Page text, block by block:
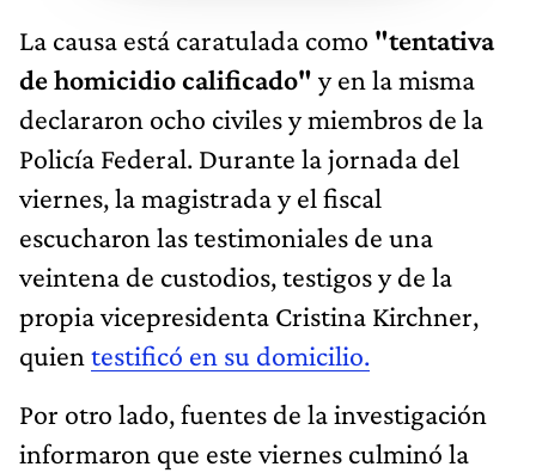
La causa está caratulada como "tentativa
de homicidio calificado" y en la misma
declararon ocho civiles y miembros de la
Policía Federal. Durante la jornada del
viernes, la magistrada y el fiscal
escucharon las testimoniales de una
veintena de custodios, testigos y de la
propia vicepresidenta Cristina Kirchner,
quien testificó en su domicilio.
Por otro lado, fuentes de la investigación
informaron que este viernes culminó la